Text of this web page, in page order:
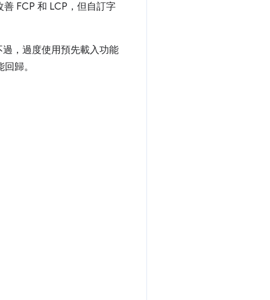
FCP 和 LCP，但自訂字
過，過度使用預先載入功能
歸。